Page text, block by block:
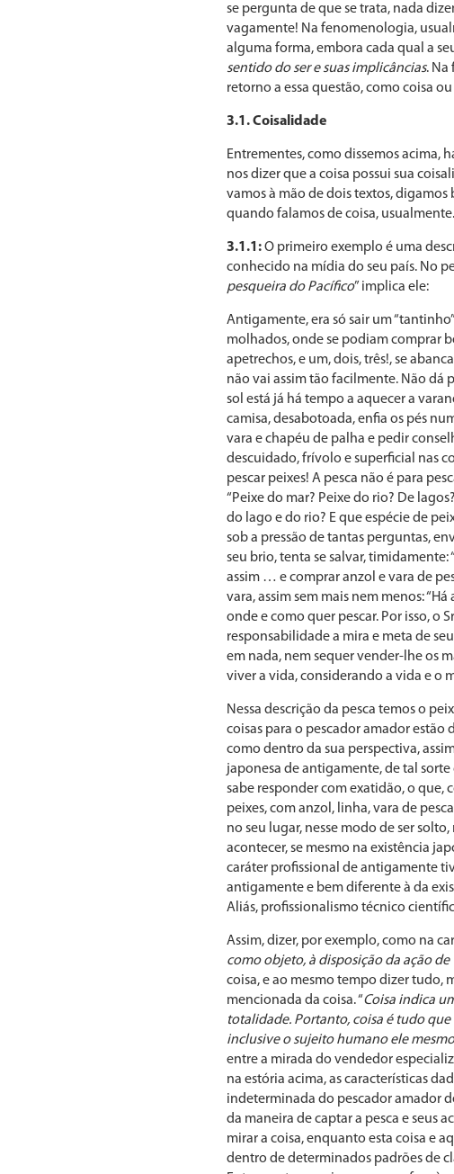
se pergunta de que se trata, nada
vagamente! Na fenomenologia,
alguma forma, embora cada qual a
sentido do ser e suas implicâncias. Na
retorno a essa questão, como coisa
3.1. Coisalidade
Entrementes, como dissemos acima,
nos dizer que a coisa possui sua
vamos à mão de dois textos,
quando falamos de coisa, usualmente.
3.1.1:O primeiro exemplo é uma
conhecido na mídia do seu país. No
pesqueira do Pacífico” implica ele:
Antigamente, era só sair um
molhados, onde se podiam comprar
apetrechos, e um, dois, três!, se
não vai assim tão facilmente. Não dá
sol está já há tempo a aquecer a
camisa, desabotoada, enfia os pés
vara e chapéu de palha e pedir
descuidado, frívolo e superficial nas
pescar peixes! A pesca não é para
“Peixe do mar? Peixe do rio? De
do lago e do rio? E que espécie de
sob a pressão de tantas perguntas,
seu brio, tenta se salvar,
assim … e comprar anzol e vara de
vara, assim sem mais nem menos:
onde e como quer pescar. Por isso, o
responsabilidade a mira e meta de
em nada, nem sequer vender-lhe os
viver a vida, considerando a vida e o
Nessa descrição da pesca temos o
coisas para o pescador amador
como dentro da sua perspectiva,
japonesa de antigamente, de tal sorte
sabe responder com exatidão, o que,
peixes, com anzol, linha, vara de
no seu lugar, nesse modo de ser
acontecer, se mesmo na existência
caráter profissional de antigamente
antigamente e bem diferente à da
Aliás, profissionalismo técnico
Assim, dizer, por exemplo, como na
como objeto, à disposição da ação
coisa, e ao mesmo tempo dizer tudo,
mencionada da coisa. “Coisa indica
totalidade. Portanto, coisa é tudo
inclusive o sujeito humano ele mesmo
entre a mirada do vendedor
na estória acima, as características
indeterminada do pescador amador
da maneira de captar a pesca e seus
mirar a coisa, enquanto esta coisa e
dentro de determinados padrões de